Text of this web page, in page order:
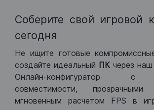
Соберите свой игровой
сегодня
Не ищите готовые
создайте идеальный ПК через наш
Онлайн-конфигуратор с
совместимости,
мгновенным расчетом FPS в